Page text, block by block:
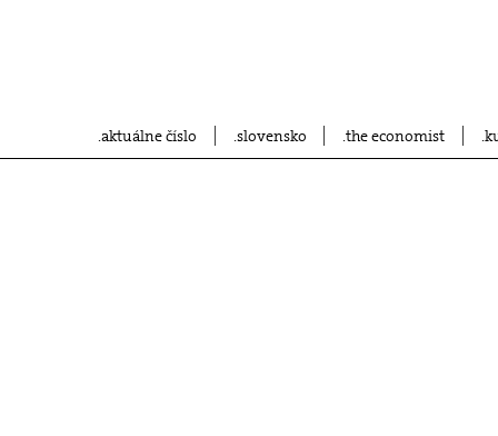
aktuálne číslo slovensko the economist